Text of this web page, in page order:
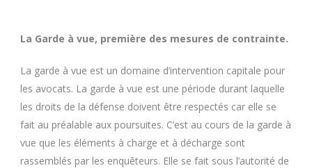
La Garde à vue, première des mesures de contrainte.
La garde à vue est un domaine d’intervention capitale pour
les avocats. La garde à vue est une période durant laquelle
les droits de la défense doivent être respectés car elle se
fait au préalable aux poursuites. C’est au cours de la garde à
vue que les éléments à charge et à décharge sont
rassemblés par les enquêteurs. Elle se fait sous l’autorité de